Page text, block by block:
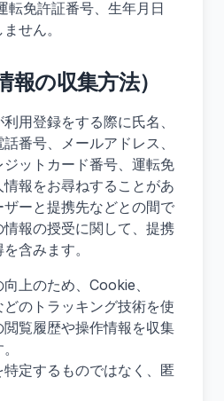
免許証番号、生年月日
せん。
報の収集方法）
用登録をする際に氏名、
番号、メールアドレス、
ットカード番号、運転免
報をお尋ねすることがあ
ザーと提携先などとの間で
報の授受に関して、提携
含みます。
上のため、Cookie、
のトラッキング技術を使
覧履歴や操作情報を収集
定するものではなく、匿